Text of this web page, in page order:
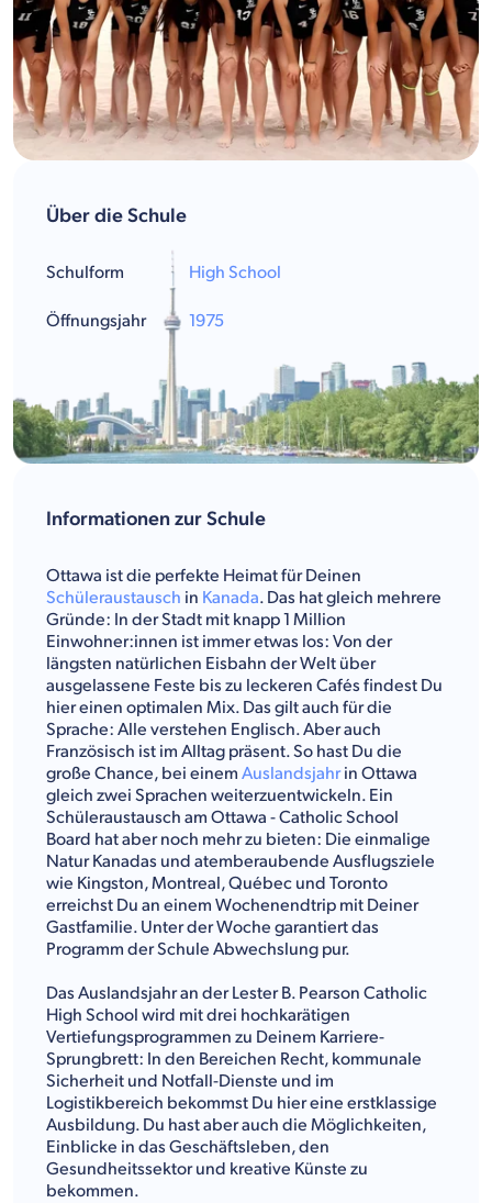
Informationen zur Schule
Ottawa ist die perfekte Heimat für Deinen
Schüleraustausch in Kanada. Das hat gleich mehrere
Gründe: In der Stadt mit knapp 1 Million
Einwohner:innen ist immer etwas los: Von der
längsten natürlichen Eisbahn der Welt über
ausgelassene Feste bis zu leckeren Cafés findest Du
hier einen optimalen Mix. Das gilt auch für die
Sprache: Alle verstehen Englisch. Aber auch
Französisch ist im Alltag präsent. So hast Du die
große Chance, bei einem Auslandsjahrin Ottawa
gleich zwei Sprachen weiterzuentwickeln. Ein
Schüleraustausch am Ottawa - Catholic School
Board hat aber noch mehr zu bieten: Die einmalige
Natur Kanadas und atemberaubende Ausflugsziele
wie Kingston, Montreal, Québec und Toronto
erreichst Du an einem Wochenendtrip mit Deiner
Gastfamilie. Unter der Woche garantiert das
Programm der Schule Abwechslung pur.
Das Auslandsjahr an der Lester B. Pearson Catholic
High School wird mit drei hochkarätigen
Vertiefungsprogrammen zu Deinem Karriere-
Sprungbrett: In den Bereichen Recht, kommunale
Sicherheit und Notfall-Dienste und im
Logistikbereich bekommst Du hier eine erstklassige
Ausbildung. Du hast aber auch die Möglichkeiten,
Einblicke in das Geschäftsleben, den
Gesundheitssektor und kreative Künste zu
bekommen.
Über die Schule
Schulform
Öffnungsjahr
High School
1975